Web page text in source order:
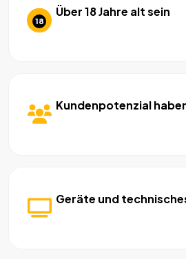
18
Über 18 Jahre alt sein
Kundenpotenzial
Geräte und